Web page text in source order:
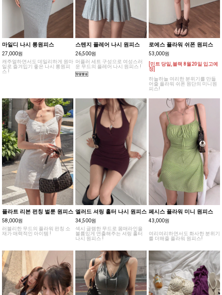
마일디 나시 롱원피스
27,000원
캐주얼하면서도 데일리하게 원마
일로 즐겨입기 좋은 나시 롱원피
스 !
스텐지 플레어 나시 원피스
26,500원
머플러 세트 구성으로 여성스러
운 무드의 플레어 나시 원피스 !
로에스 플라워 쉬폰 원피스
53,000원
[민트 당일,블랙 8월20일 입고예
정]
하늘하늘 여리한 분위기를 만들
어줄 플라워 쉬폰 원단의 미니원
피스!
플라트 리본 펀칭 벌룬 원피스
58,000원
러블리한 무드의 플라워 펀칭 소
재가 매력적인 아이템 !
엘러드 셔링 홀터 나시 원피스
34,500원
섹시 글램한 무드로 몸매라인을
볼륨있게 연출해주는 셔링 홀터
나시 원피스 !
페시스 플라워 미니 원피스
43,000원
여리여리하면서도 화사한 분위기
를 더해줄 플라워 원피스!